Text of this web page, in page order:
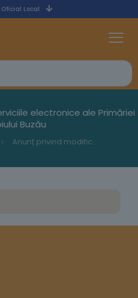
Local
electronice ale Primăriei
Buzău
Anunț privind modificări în serviciile electronice ale Primăriei municipiului Buzău